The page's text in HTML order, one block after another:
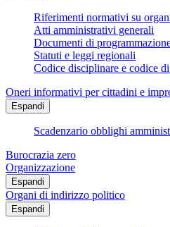
Riferimenti normativi su
Atti amministrativi generali
Documenti di
Statuti e leggi regionali
Codice disciplinare e codice
Oneri informativi per cittadini e
Espandi
Scadenzario obblighi
Burocrazia zero
Organizzazione
Espandi
Organi di indirizzo politico
Espandi